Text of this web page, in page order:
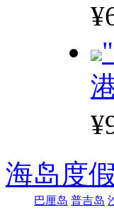
海岛度假
巴厘岛 普吉岛